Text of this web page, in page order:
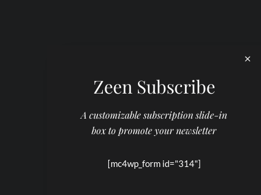
Zeen Subscribe
A customizable subscription slide-in
box to promote your newsletter
[mc4wp_form id="314"]